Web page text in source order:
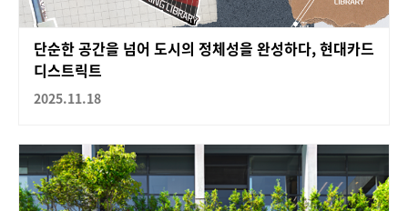
단순한 공간을 넘어 도시의 정체성을 완성하다, 현대카드
디스트릭트
2025.11.18